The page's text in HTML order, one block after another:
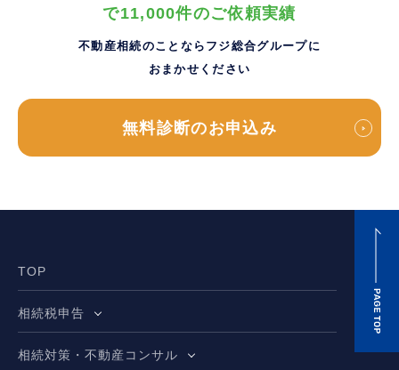
で11,000件のご依頼実績
不動産相続のことならフジ総合グループに
おまかせください
無料診断のお申込み
TOP
相続税申告
相続対策・不動産コンサル